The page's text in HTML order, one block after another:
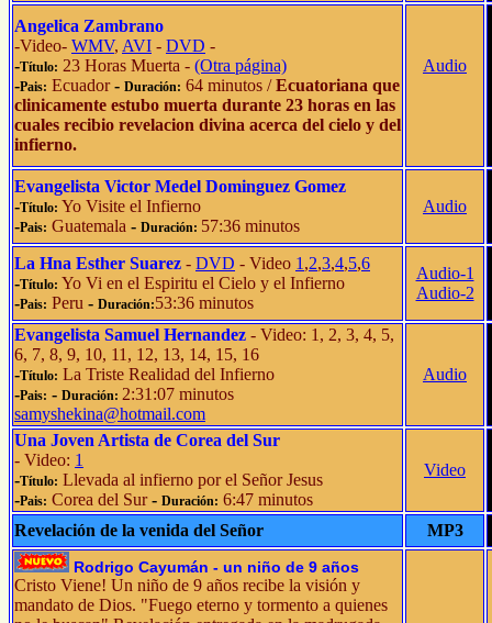
Angelica Zambrano
-Video- WMV, AVI - DVD -
-Título: 23 Horas Muerta - (Otra página)
-Pais: Ecuador- Duración: 64 minutos /Ecuatoriana que
clinicamente estubo muerta durante 23 horas en las
cuales recibio revelacion divina acerca del cielo y del
infierno.
Audio
Evangelista Victor Medel Dominguez Gomez
-Título: Yo Visite el Infierno
-Pais: Guatemala - Duración: 57:36 minutos
Audio
La Hna Esther Suarez - DVD - Video 1 ,2,3,4,5,6
-Título: Yo Vi en el Espiritu el Cielo y el Infierno
-Pais: Peru - Duración:53:36 minutos
Audio-1
Audio-2
Evangelista Samuel Hernandez - Video: 1, 2, 3, 4, 5,
6, 7, 8, 9, 10, 11, 12, 13, 14, 15, 16
-Título: La Triste Realidad del Infierno
-Pais: - Duración: 2:31:07 minutos
samyshekina@hotmail.com
Audio
Una Joven Artista de Corea del Sur
- Video: 1
-Título: Llevada al infierno por el Señor Jesus
-Pais: Corea del Sur - Duración: 6:47 minutos
Video
Revelación de la venida del Señor MP3
Rodrigo Cayumán - un niño de 9 años
Cristo Viene! Un niño de 9 años recibe la visión y
mandato de Dios. "Fuego eterno y tormento a quienes